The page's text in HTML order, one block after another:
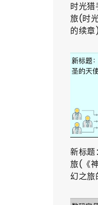
时光
旅(时
的续
新标题
旅(《
幻之